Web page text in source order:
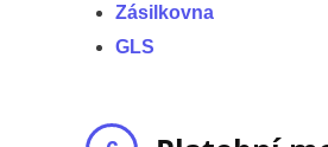
Zásilkovna
GLS